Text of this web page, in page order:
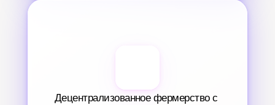
Децентрализованное фермерство с